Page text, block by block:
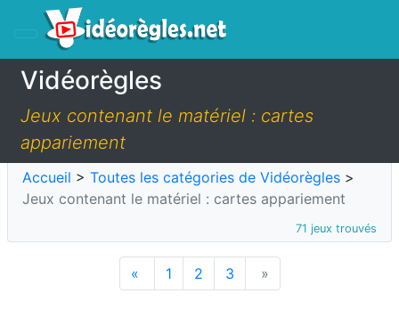
Vidéorègles
Jeux contenant le matériel : cartes
appariement
Accueil > Toutes les catégories de Vidéorègles >
Jeux contenant le matériel : cartes appariement
71 jeux trouvés
« 1 2 3 »